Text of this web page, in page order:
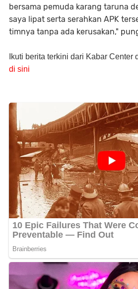
bersama pemuda karang taruna
saya lipat serta serahkan APK
timnya tanpa ada kerusakan,"
Ikuti berita terkini dari Kabar Center
di sini